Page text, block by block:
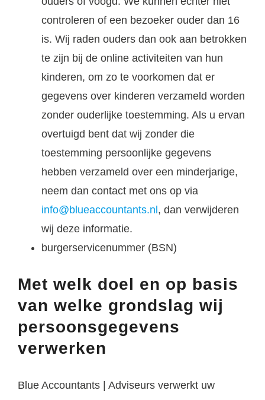
controleren of een bezoeker ouder dan 16
is. Wij raden ouders dan ook aan betrokken
te zijn bij de online activiteiten van hun
kinderen, om zo te voorkomen dat er
gegevens over kinderen verzameld worden
zonder ouderlijke toestemming. Als u ervan
overtuigd bent dat wij zonder die
toestemming persoonlijke gegevens
hebben verzameld over een minderjarige,
neem dan contact met ons op via
info@blueaccountants.nl, dan verwijderen
wij deze informatie.
burgerservicenummer (BSN)
Met welk doel en op basis
van welke grondslag wij
persoonsgegevens
verwerken
Blue Accountants | Adviseurs verwerkt uw